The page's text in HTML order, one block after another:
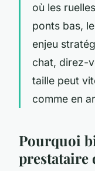
où les
ponts bas,
enjeu
chat, direz-
taille peut
comme en
Pourquoi
prestataire